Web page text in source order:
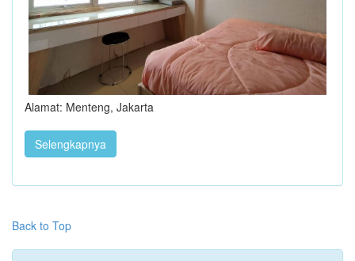
Alamat: Menteng, Jakarta
Selengkapnya
Back to Top